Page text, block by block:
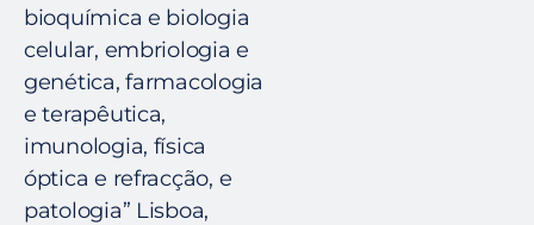
bioquímica e biologia
celular, embriologia e
genética, farmacologia
e terapêutica,
imunologia, física
óptica e refracção, e
patologia” Lisboa,